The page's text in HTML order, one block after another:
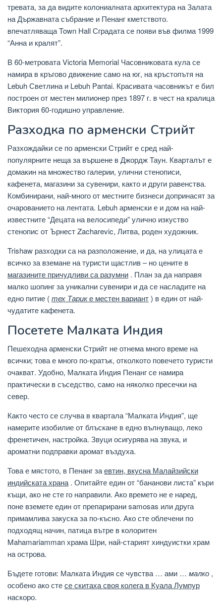
тревата, за да видите колониалната архитектура на Залата
на Държавната събрание и Пенанг кметството.
впечатляваща Town Hall Сградата се появи във филма 1999
“Анна и кралят”.
В 60-метровата Victoria Memorial Часовниковата кула се
намира в кръгово движение само на юг, на кръстопътя на
Lebuh Светлина и Lebuh Pantai. Красивата часовникът е бил
построен от местен милионер през 1897 г. в чест на кралица
Виктория 60-годишно управление.
Разходка по арменски Стрийт
Разхождайки се по арменски Стрийт е сред най-
популярните неща за вършене в Джордж Таун. Кварталът е
домакин на множество галерии, улични стенописи,
кафенета, магазини за сувенири, както и други равенства.
Комбинирани, най-много от местните бизнеси допринасят за
очарованието на лентата. Lebuh арменски е и дом на най-
известните “Децата на велосипеди” улично изкуство
стенопис от Ърнест Zacharevic, Литва, роден художник.
Trishaw разходки са на разположение, и да, на улицата е
всичко за вземане на туристи щастлив – но цените в
магазините причудливи са разумни . План за да направя
малко шопинг за уникални сувенири и да се насладите на
едно питие (тех Тарике местен вариант) в един от най-
чудатите кафенета.
Посетете Малката Индия
Пешеходна арменски Стрийт не отнема много време на
всички; това е много по-кратък, отколкото повечето туристи
очакват. Удобно, Малката Индия Пенанг се намира
практически в съседство, само на няколко пресечки на
север.
Както често се случва в квартала “Малката Индия”, ще
намерите изобилие от блъскане в едно вълнуващо, леко
френетичен, настройка. Звуци осигурява на звука, и
ароматни подправки аромат въздуха.
Това е мястото, в Пенанг заевтин, вкусна Малайзийски
индийската храна . Опитайте един от “бананови листа” къри
къщи, ако не сте го направили. Ако времето не е наред,
поне вземете един от препарирани samosas или друга
примамлива закуска за по-късно. Ако сте облечени по
подходящ начин, патица вътре в колоритен
Mahamariamman храма Шри, най-старият хиндуистки храм
на острова.
Бъдете готови: Малката Индия се чувства … ами … малко ,
особено ако стесе скитаха своя колега в Куала Лумпур
наскоро.